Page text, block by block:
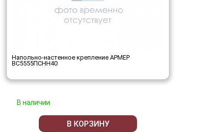
Напольно-настенное крепление АРМЕР
ВС5555ПСНН40
В наличии
В КОРЗИНУ